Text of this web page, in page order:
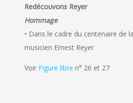
Redécouvons Reyer
Hommage
• Dans le cadre du centenaire de
musicien Ernest Reyer
Voir Figure libre n° 26 et 27